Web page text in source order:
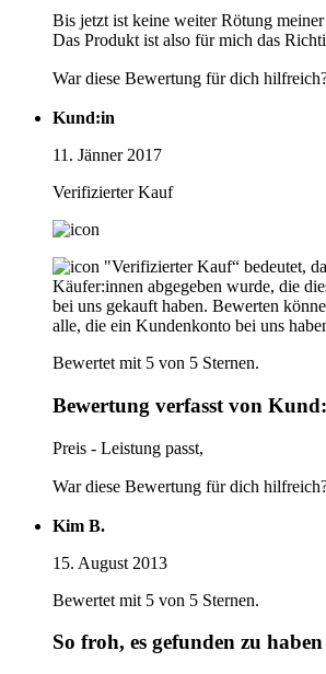
Bis jetzt ist keine weiter Rötung
Das Produkt ist also für mich das
War diese Bewertung für dich
Kund:in
11. Jänner 2017
Verifizierter Kauf
"Verifizierter Kauf“ bedeutet,
Käufer:innen abgegeben wurde, die
bei uns gekauft haben. Bewerten
alle, die ein Kundenkonto bei uns
Bewertet mit 5 von 5 Sternen.
Bewertung verfasst von
Preis - Leistung passt,
War diese Bewertung für dich
Kim B.
15. August 2013
Bewertet mit 5 von 5 Sternen.
So froh, es gefunden zu haben